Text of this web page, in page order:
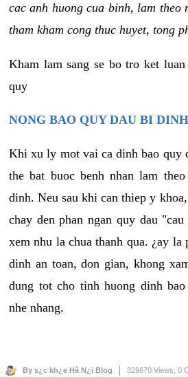
cac anh huong cua binh, lam
tham kham cong thuc huyet, tong
Kham lam sang se bo tro ket
quy
NONG BAO QUY DAU BI DINH
Khi xu ly mot vai ca dinh bao quy
the bat buoc benh nhan lam
dinh. Neu sau khi can thiep y
chay den phan ngan quy dau
xem nhu la chua thanh qua. ¿ay la
dinh an toan, don gian, khong
dung tot cho tinh huong dinh
nhe nhang.
By s¿c kh¿e Hà N¿i Blog 329670 Views, 0